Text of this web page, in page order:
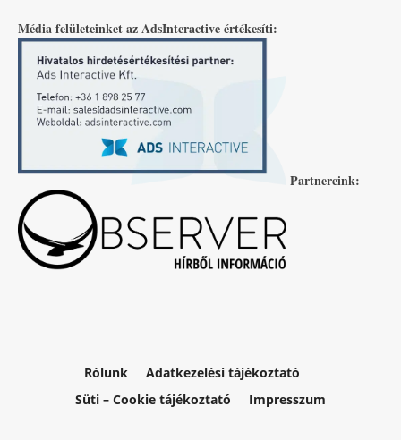
Média felületeinket az AdsInteractive értékesíti:
Partnereink:
Rólunk
Adatkezelési tájékoztató
Süti – Cookie tájékoztató
Impresszum